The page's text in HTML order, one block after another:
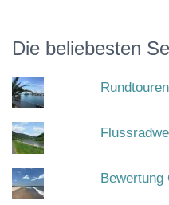
Die beliebesten
Rundtouren
Bewertung